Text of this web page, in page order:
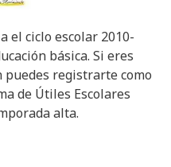
el ciclo escolar 2010-
básica. Si eres
registrarte como
de Útiles Escolares
alta.